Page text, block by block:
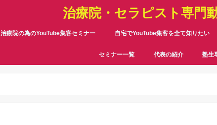
治療院・セラピスト専門
治療院の為のYouTube集客セミナー 自宅でYouTube集客を全て知りたい
セミナー一覧 代表の紹介 塾生